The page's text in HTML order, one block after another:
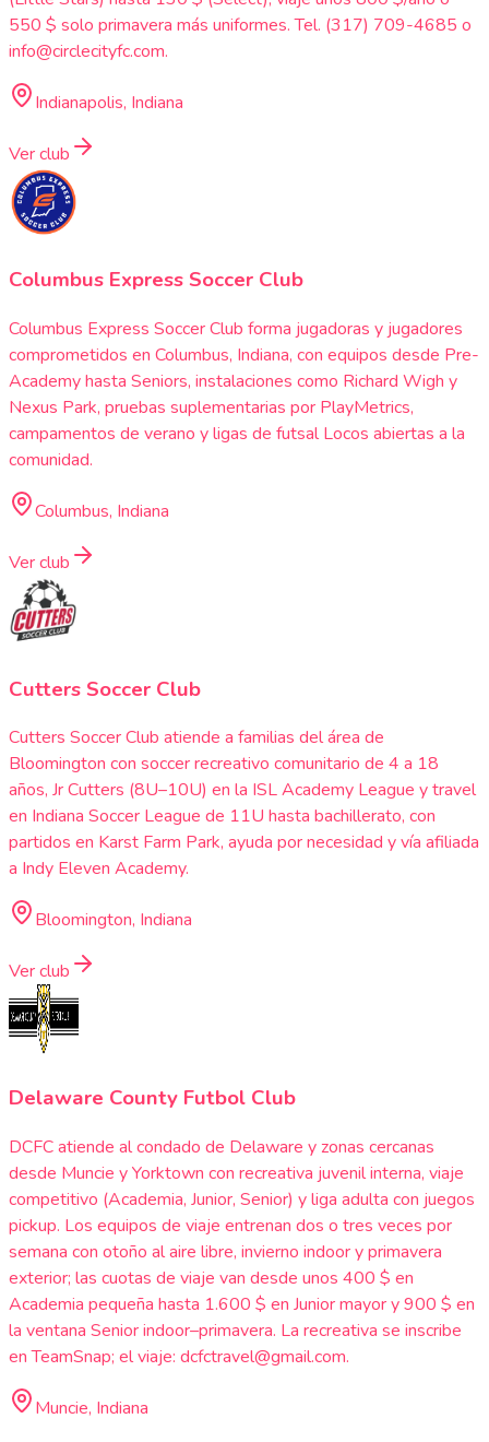
550 $ solo primavera más uniformes. Tel. (317) 709-4685 o
info@circlecityfc.com.
Indianapolis, Indiana
Ver club
Columbus Express Soccer Club
Columbus Express Soccer Club forma jugadoras y jugadores
comprometidos en Columbus, Indiana, con equipos desde Pre-
Academy hasta Seniors, instalaciones como Richard Wigh y
Nexus Park, pruebas suplementarias por PlayMetrics,
campamentos de verano y ligas de futsal Locos abiertas a la
comunidad.
Columbus, Indiana
Ver club
Cutters Soccer Club
Cutters Soccer Club atiende a familias del área de
Bloomington con soccer recreativo comunitario de 4 a 18
años, Jr Cutters (8U–10U) en la ISL Academy League y travel
en Indiana Soccer League de 11U hasta bachillerato, con
partidos en Karst Farm Park, ayuda por necesidad y vía afiliada
a Indy Eleven Academy.
Bloomington, Indiana
Ver club
Delaware County Futbol Club
DCFC atiende al condado de Delaware y zonas cercanas
desde Muncie y Yorktown con recreativa juvenil interna, viaje
competitivo (Academia, Junior, Senior) y liga adulta con juegos
pickup. Los equipos de viaje entrenan dos o tres veces por
semana con otoño al aire libre, invierno indoor y primavera
exterior; las cuotas de viaje van desde unos 400 $ en
Academia pequeña hasta 1.600 $ en Junior mayor y 900 $ en
la ventana Senior indoor–primavera. La recreativa se inscribe
en TeamSnap; el viaje: dcfctravel@gmail.com.
Muncie, Indiana